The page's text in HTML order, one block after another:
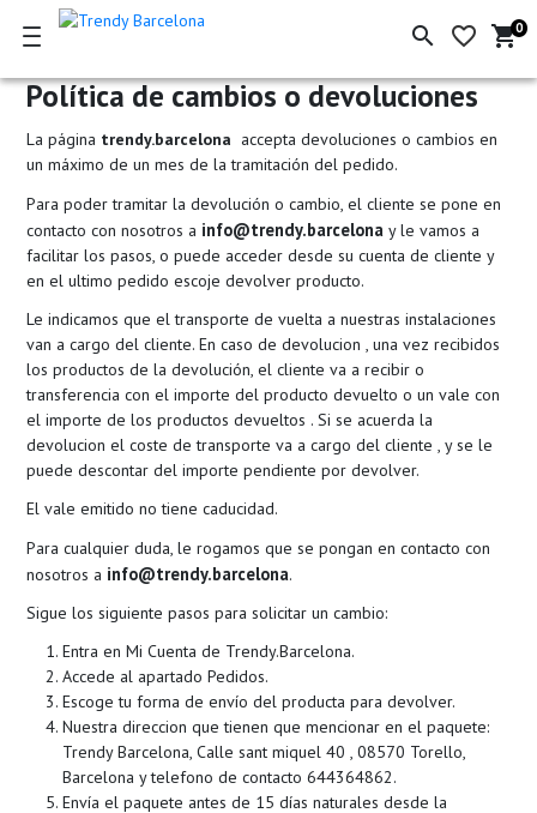
search favorite_border
la
0
shopping_cart
Política de cambios o devoluciones
La página trendy.barcelona accepta devoluciones o cambios en
un máximo de un mes de la tramitación del pedido.
Para poder tramitar la devolución o cambio, el cliente se pone en
contacto con nosotros a info@trendy.barcelona y le vamos a
facilitar los pasos, o puede acceder desde su cuenta de cliente y
en el ultimo pedido escoje devolver producto.
Le indicamos que el transporte de vuelta a nuestras instalaciones
van a cargo del cliente. En caso de devolucion , una vez recibidos
los productos de la devolución, el cliente va a recibir o
transferencia con el importe del producto devuelto o un vale con
el importe de los productos devueltos . Si se acuerda la
devolucion el coste de transporte va a cargo del cliente , y se le
puede descontar del importe pendiente por devolver.
El vale emitido no tiene caducidad.
Para cualquier duda, le rogamos que se pongan en contacto con
nosotros a info@trendy.barcelona.
Sigue los siguiente pasos para solicitar un cambio:
Entra en Mi Cuenta de Trendy.Barcelona.
Accede al apartado Pedidos.
Escoge tu forma de envío del producta para devolver.
Nuestra direccion que tienen que mencionar en el paquete:
Trendy Barcelona, Calle sant miquel 40 , 08570 Torello,
Barcelona y telefono de contacto 644364862.
Envía el paquete antes de 15 días naturales desde la